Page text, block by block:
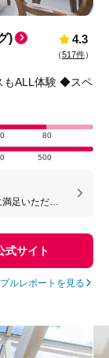
) 4.3
（517件）
もALL体験 ◆スペ
80
500
足いただけ
式サイト
ルレポートを見る